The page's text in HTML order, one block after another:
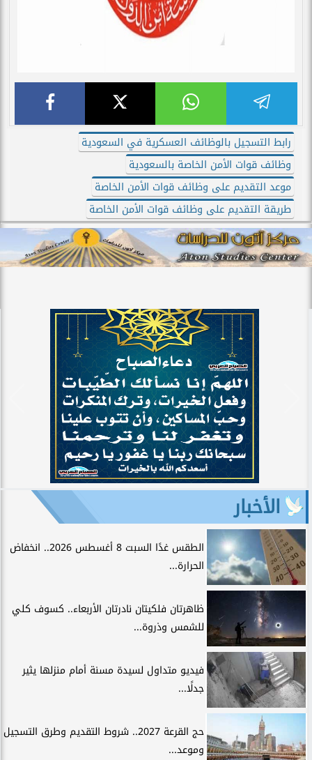
رابط التسجيل بالوظائف العسكرية في السعودية
وظائف قوات الأمن الخاصة بالسعودية
موعد التقديم على وظائف قوات الأمن الخاصة
طريقة التقديم على وظائف قوات الأمن الخاصة
الأخبار
الطقس غدًا السبت 8 أغسطس 2026.. انخفاض
الحرارة...
ظاهرتان فلكيتان نادرتان الأربعاء.. كسوف كلي
للشمس وذروة...
فيديو متداول لسيدة مسنة أمام منزلها يثير
جدلًا...
حج القرعة 2027.. شروط التقديم وطرق التسجيل
وموعد...